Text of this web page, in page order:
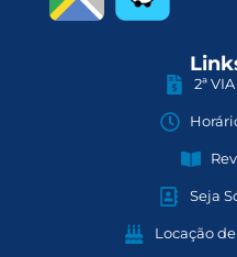
2ª
Seja
Locação